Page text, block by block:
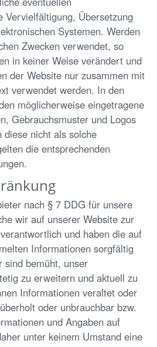
Vervielfältigung, Übersetzung
Systemen. Werden
Zwecken verwendet, so
in keiner Weise verändert und
der Website nur zusammen mit
verwendet werden. In den
möglicherweise eingetragene
Gebrauchsmuster und Logos
nicht als solche
die entsprechenden
nach § 7 DDG für unsere
wir auf unserer Website zur
und haben die auf
Informationen sorgfältig
sind bemüht, unser
zu erweitern und aktuell zu
Informationen veraltet oder
oder unbrauchbar bzw.
und Angaben auf
unter keinem Umstand eine